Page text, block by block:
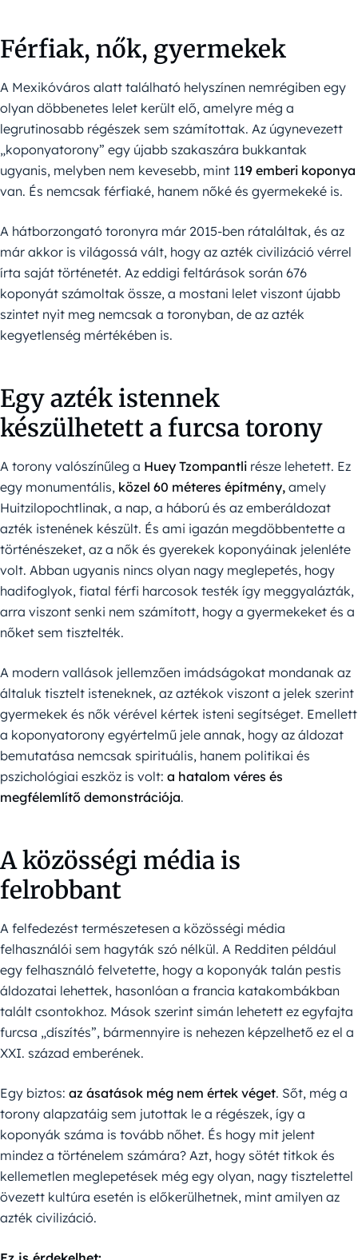
Férfiak, nők, gyermekek
A Mexikóváros alatt található helyszínen nemrégiben egy
olyan döbbenetes lelet került elő, amelyre még a
legrutinosabb régészek sem számítottak. Az úgynevezett
„koponyatorony” egy újabb szakaszára bukkantak
ugyanis, melyben nem kevesebb, mint 119 emberi koponya
van. És nemcsak férfiaké, hanem nőké és gyermekeké is.
A hátborzongató toronyra már 2015-ben rátaláltak, és az
már akkor is világossá vált, hogy az azték civilizáció vérrel
írta saját történetét. Az eddigi feltárások során 676
koponyát számoltak össze, a mostani lelet viszont újabb
szintet nyit meg nemcsak a toronyban, de az azték
kegyetlenség mértékében is.
Egy azték istennek
készülhetett a furcsa torony
A torony valószínűleg a Huey Tzompantli része lehetett. Ez
egy monumentális, közel 60 méteres építmény, amely
Huitzilopochtlinak, a nap, a háború és az emberáldozat
azték istenének készült. És ami igazán megdöbbentette a
történészeket, az a nők és gyerekek koponyáinak jelenléte
volt. Abban ugyanis nincs olyan nagy meglepetés, hogy
hadifoglyok, fiatal férfi harcosok testék így meggyalázták,
arra viszont senki nem számított, hogy a gyermekeket és a
nőket sem tisztelték.
A modern vallások jellemzően imádságokat mondanak az
általuk tisztelt isteneknek, az aztékok viszont a jelek szerint
gyermekek és nők vérével kértek isteni segítséget. Emellett
a koponyatorony egyértelmű jele annak, hogy az áldozat
bemutatása nemcsak spirituális, hanem politikai és
pszichológiai eszköz is volt: a hatalom véres és
megfélemlítő demonstrációja.
A közösségi média is
felrobbant
A felfedezést természetesen a közösségi média
felhasználói sem hagyták szó nélkül. A Redditen például
egy felhasználó felvetette, hogy a koponyák talán pestis
áldozatai lehettek, hasonlóan a francia katakombákban
talált csontokhoz. Mások szerint simán lehetett ez egyfajta
furcsa „díszítés”, bármennyire is nehezen képzelhető ez el a
XXI. század emberének.
Egy biztos: az ásatások még nem értek véget. Sőt, még a
torony alapzatáig sem jutottak le a régészek, így a
koponyák száma is tovább nőhet. És hogy mit jelent
mindez a történelem számára? Azt, hogy sötét titkok és
kellemetlen meglepetések még egy olyan, nagy tisztelettel
övezett kultúra esetén is előkerülhetnek, mint amilyen az
azték civilizáció.